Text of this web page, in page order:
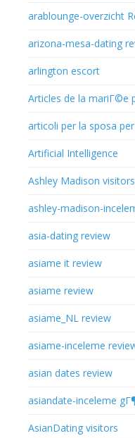
arablounge-overzicht
arizona-mesa-dating
arlington escort
Articles de la mariГ©e
articoli per la sposa
Artificial Intelligence
Ashley Madison visitors
ashley-madison-
asia-dating review
asiame it review
asiame review
asiame_NL review
asiame-inceleme
asian dates review
asiandate-inceleme
AsianDating visitors